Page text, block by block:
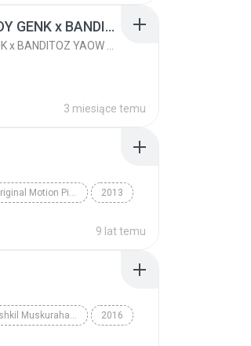
KICAU MANIA - NDARBOY GENK x BANDITOZ YAOW 86 (OFFICIAL LYRIC VIDEO) GAS POL NDANGAK
3 miesiące temu
Aashiqui 2 (Original Motion Picture Soundtrack) 2013
9 lat temu
Ae Dil Hai Mushkil Muskurahat.Com 2016